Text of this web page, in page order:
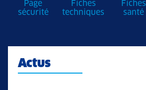
Page
sécurité
Fiches
techniques
Fiches
santé
Actus